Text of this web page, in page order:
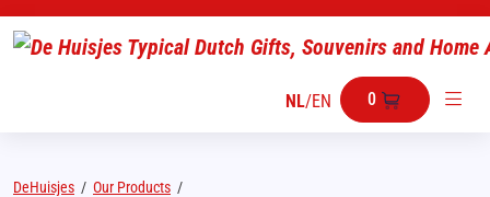
NL/EN 0
DeHuisjes / Our Products /